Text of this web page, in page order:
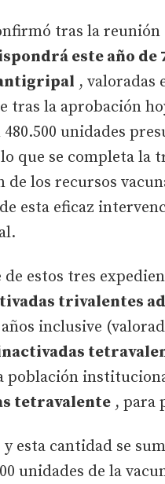
tras la reunión
este año
, valoradas
tras la aprobación
unidades
que se completa
de los recursos
esta eficaz
de estos tres
trivalentes
inclusive
población
tetravalente , para
y esta cantidad se
unidades de la